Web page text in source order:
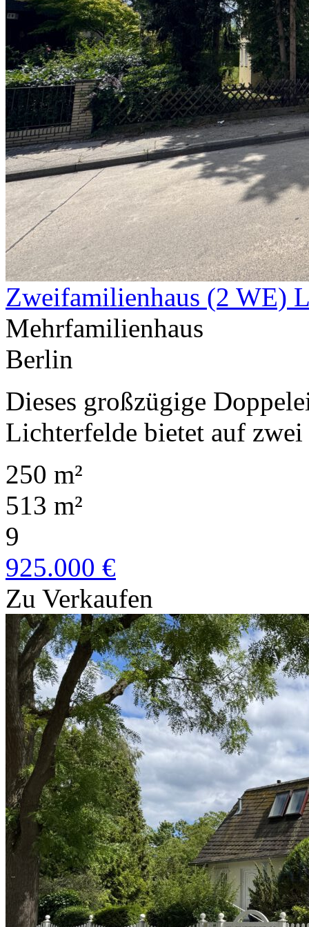
Zweifamilienhaus (2 WE)
Mehrfamilienhaus
Berlin
Dieses großzügige
Lichterfelde bietet auf zwei
250 m²
513 m²
9
925.000 €
Zu Verkaufen